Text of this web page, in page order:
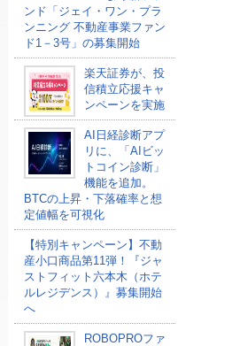
ンド「ジェイ・ワン・プラ
ンニング 不動産事業ファン
ド1－3号」の募集開始
楽天証券が、投
信積立応援キャ
ンペーンを実施
AI日経診断アプ
リに、「AIビッ
トコイン診断」
機能を追加。
BTCの上昇・下落確率と想
定値幅を可視化
【特別キャンペーン】不動
産小口商品第11弾！『ジャ
ストフィット六本木（ホテ
ルレジデンス）』募集開始
へ
ROBOPROファ